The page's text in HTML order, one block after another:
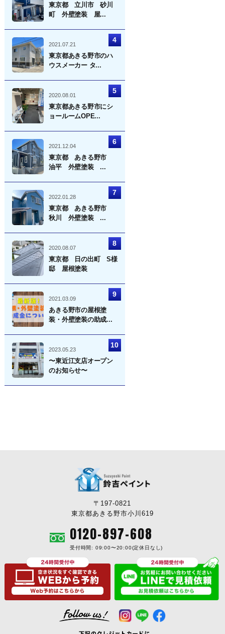
東京都 立川市 砂川
町 外壁塗装 屋...
2021.07.21
東京都あきる野市のハ
ウスメーカー タ...
2020.08.01
東京都あきる野市にシ
ョールームOPE...
2021.12.04
東京都 あきる野市
油平 外壁塗装 ...
2022.01.28
東京都 あきる野市
秋川 外壁塗装 ...
2020.08.07
東京都 日の出町 S様
邸 屋根塗装
2021.03.09
あきる野市の屋根塗
装・外壁塗装の助成...
2023.05.23
〜東近江支店オープン
のお知らせ〜
〒197-0821
東京都あきる野市小川619
0120-897-608
受付時間: 09:00〜20:00(定休日なし)